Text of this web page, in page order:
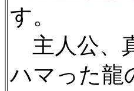
す。
主人公、
ハマった龍